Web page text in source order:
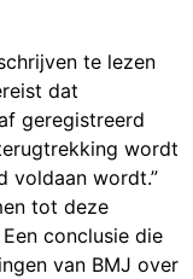
te lezen
dat
geregistreerd
wordt
voldaan wordt.”
tot deze
conclusie die
van BMJ over